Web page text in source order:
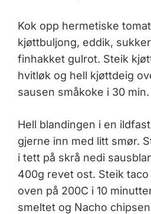
Kok opp hermetiske
kjøttbuljong, eddik,
finhakket gulrot. Steik
hvitløk og hell kjøttdeig
sausen småkoke i 30 min.
Hell blandingen i en
gjerne inn med litt smør.
i tett på skrå nedi
400g revet ost. Steik
oven på 200C i 10
smeltet og Nacho